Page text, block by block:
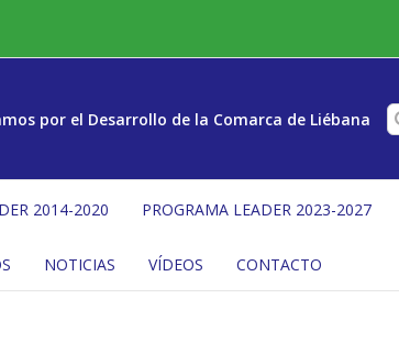
por el Desarrollo de la Comarca de Liébana
2014-2020 PROGRAMA LEADER 2023-2027
NOTICIAS VÍDEOS CONTACTO